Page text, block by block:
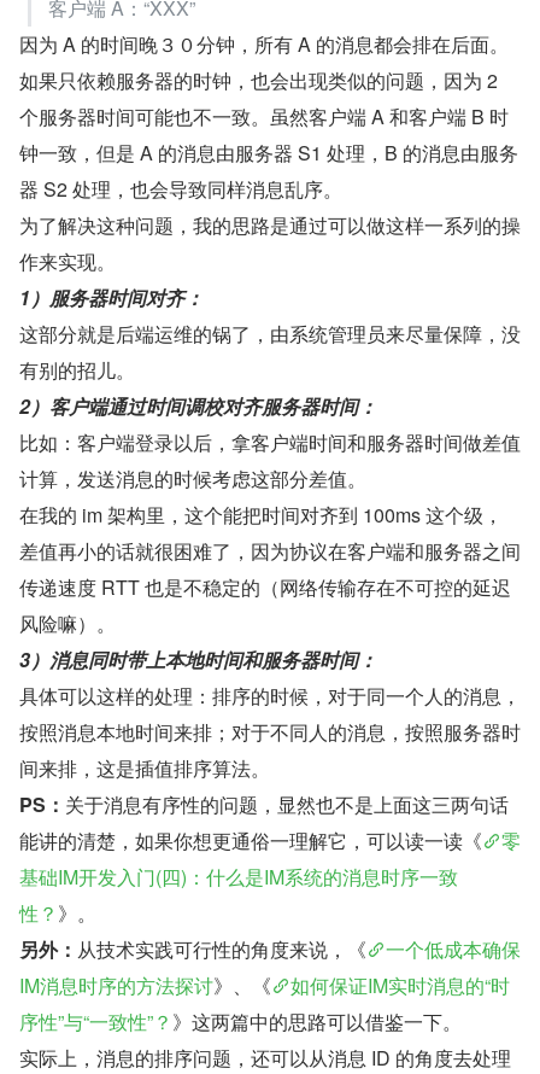
客户端 A：“XXX”
因为 A 的时间晚３０分钟，所有 A 的消息都会排在后面。
如果只依赖服务器的时钟，也会出现类似的问题，因为 2
个服务器时间可能也不一致。虽然客户端 A 和客户端 B 时
钟一致，但是 A 的消息由服务器 S1 处理，B 的消息由服务
器 S2 处理，也会导致同样消息乱序。
为了解决这种问题，我的思路是通过可以做这样一系列的操
作来实现。
1）服务器时间对齐：
这部分就是后端运维的锅了，由系统管理员来尽量保障，没
有别的招儿。
2）客户端通过时间调校对齐服务器时间：
比如：客户端登录以后，拿客户端时间和服务器时间做差值
计算，发送消息的时候考虑这部分差值。
在我的 im 架构里，这个能把时间对齐到 100ms 这个级，
差值再小的话就很困难了，因为协议在客户端和服务器之间
传递速度 RTT 也是不稳定的（网络传输存在不可控的延迟
风险嘛）。
3）消息同时带上本地时间和服务器时间：
具体可以这样的处理：排序的时候，对于同一个人的消息，
按照消息本地时间来排；对于不同人的消息，按照服务器时
间来排，这是插值排序算法。
PS： 关于消息有序性的问题，显然也不是上面这三两句话
能讲的清楚，如果你想更通俗一理解它，可以读一读《
零
基础IM开发入门(四)：什么是IM系统的消息时序一致
性？ 》。
另外： 从技术实践可行性的角度来说，《
一个低成本确保
IM消息时序的方法探讨》、《
如何保证IM实时消息的“时
序性”与“一致性”？ 》这两篇中的思路可以借鉴一下。
实际上，消息的排序问题，还可以从消息 ID 的角度去处理